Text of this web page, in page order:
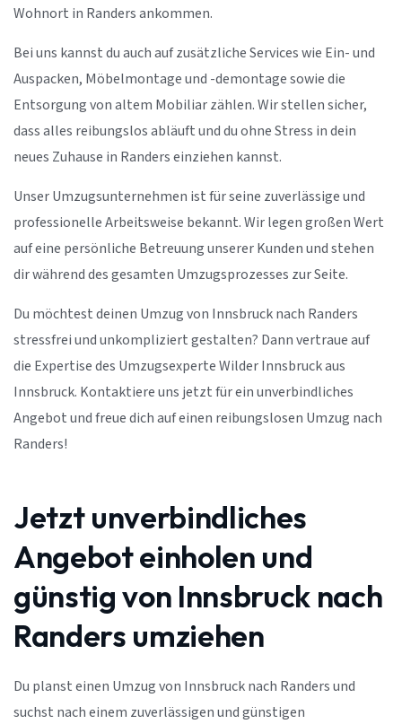
Wohnort in Randers ankommen.
Bei uns kannst du auch auf zusätzliche Services wie Ein- und
Auspacken, Möbelmontage und -demontage sowie die
Entsorgung von altem Mobiliar zählen. Wir stellen sicher,
dass alles reibungslos abläuft und du ohne Stress in dein
neues Zuhause in Randers einziehen kannst.
Unser Umzugsunternehmen ist für seine zuverlässige und
professionelle Arbeitsweise bekannt. Wir legen großen Wert
auf eine persönliche Betreuung unserer Kunden und stehen
dir während des gesamten Umzugsprozesses zur Seite.
Du möchtest deinen Umzug von Innsbruck nach Randers
stressfrei und unkompliziert gestalten? Dann vertraue auf
die Expertise des Umzugsexperte Wilder Innsbruck aus
Innsbruck. Kontaktiere uns jetzt für ein unverbindliches
Angebot und freue dich auf einen reibungslosen Umzug nach
Randers!
Jetzt unverbindliches
Angebot einholen und
günstig von Innsbruck nach
Randers umziehen
Du planst einen Umzug von Innsbruck nach Randers und
suchst nach einem zuverlässigen und günstigen